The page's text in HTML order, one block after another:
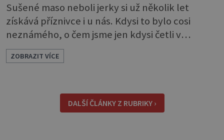
Sušené maso neboli jerky si už několik let
získává příznivce i u nás. Kdysi to bylo cosi
neznámého, o čem jsme jen kdysi četli v
knihách o americkém západě. Dneska si je
můžeme klidně koupit, ale také, což je ještě
během dne a určitě se vám hodí na výletě,
protože v batohu nezabere téměř žádné místo
ZOBRAZIT VÍCE
DALŠÍ ČLÁNKY Z RUBRIKY ›